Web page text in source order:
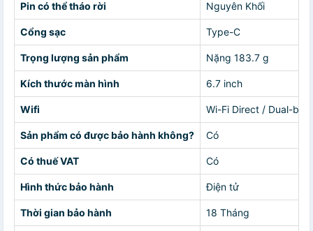
Pin có thể tháo rời Nguyên Khối
Cổng sạc Type-C
Trọng lượng sản phẩm Nặng 183.7 g
Kích thước màn hình 6.7 inch
Wifi Wi-Fi Direct / Dual-
Sản phẩm có được bảo hành không? Có
Có thuế VAT Có
Hình thức bảo hành Điện tử
Thời gian bảo hành 18 Tháng